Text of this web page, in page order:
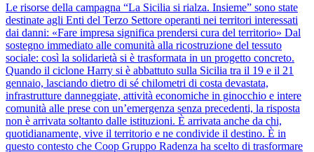
Le risorse della campagna “La Sicilia si rialza. Insieme” sono state
destinate agli Enti del Terzo Settore operanti nei territori interessati
dai danni: «Fare impresa significa prendersi cura del territorio» Dal
sostegno immediato alle comunità alla ricostruzione del tessuto
sociale: così la solidarietà si è trasformata in un progetto concreto.
Quando il ciclone Harry si è abbattuto sulla Sicilia tra il 19 e il 21
gennaio, lasciando dietro di sé chilometri di costa devastata,
infrastrutture danneggiate, attività economiche in ginocchio e intere
comunità alle prese con un’emergenza senza precedenti, la risposta
non è arrivata soltanto dalle istituzioni. È arrivata anche da chi,
quotidianamente, vive il territorio e ne condivide il destino. È in
questo contesto che Coop Gruppo Radenza ha scelto di trasformare